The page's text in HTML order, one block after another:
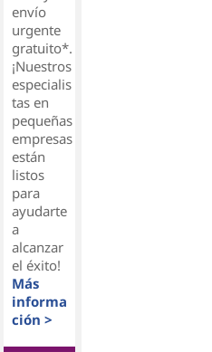
envío
urgente
gratuito*.
¡Nuestros
especialis
tas en
pequeñas
empresas
están
listos
para
ayudarte
a
alcanzar
el éxito!
Más
informa
ción >